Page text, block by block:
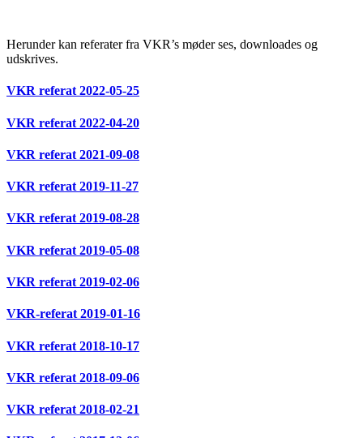
Herunder kan referater fra VKR’s møder ses, downloades og
udskrives.
VKR referat 2022-05-25
VKR referat 2022-04-20
VKR referat 2021-09-08
VKR referat 2019-11-27
VKR referat 2019-08-28
VKR referat 2019-05-08
VKR referat 2019-02-06
VKR-referat 2019-01-16
VKR referat 2018-10-17
VKR referat 2018-09-06
VKR referat 2018-02-21